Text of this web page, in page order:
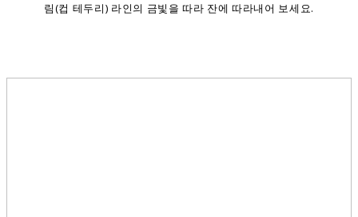
림(컵 테두리) 라인의 금빛을 따라 잔에 따라내어 보세요.